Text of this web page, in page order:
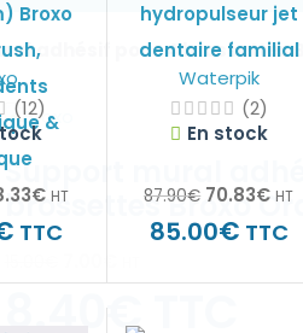
adhésif pour 4 brossettes
Support mural
brossettes Broxo
€
Broxo
&
(12)
€ HT
TTC
hydropulseur jet
dentaire familial
Waterpik
(2)
En stock
87.90€ 70.83€ HT
85.00€ TTC